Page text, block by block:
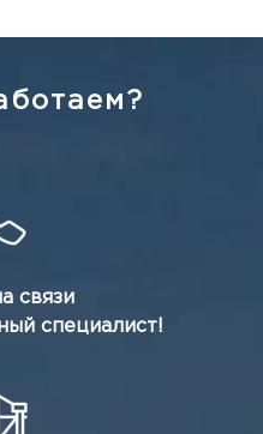
связи
специалист!